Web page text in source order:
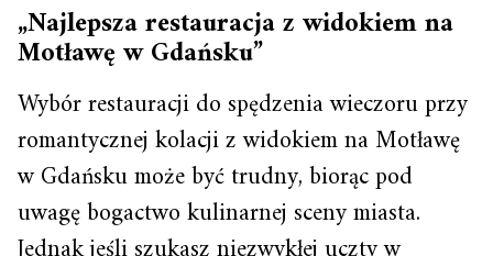
„Najlepsza restauracja z widokiem na
Motławę w Gdańsku”
Wybór restauracji do spędzenia wieczoru przy
romantycznej kolacji z widokiem na Motławę
w Gdańsku może być trudny, biorąc pod
uwagę bogactwo kulinarnej sceny miasta.